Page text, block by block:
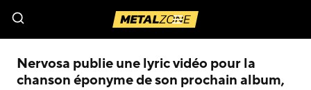
Menu
Nervosa publie une lyric vidéo pour la
chanson éponyme de son prochain album,